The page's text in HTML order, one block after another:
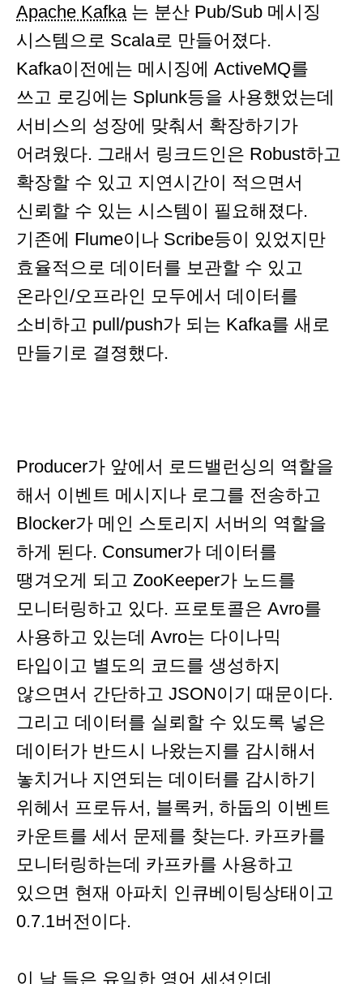
Apache Kafka 는 분산 Pub/Sub 메시징
시스템으로 Scala로 만들어졌다.
Kafka이전에는 메시징에 ActiveMQ를
쓰고 로깅에는 Splunk등을 사용했었는데
서비스의 성장에 맞춰서 확장하기가
어려웠다. 그래서 링크드인은 Robust하고
확장할 수 있고 지연시간이 적으면서
신뢰할 수 있는 시스템이 필요해졌다.
기존에 Flume이나 Scribe등이 있었지만
효율적으로 데이터를 보관할 수 있고
온라인/오프라인 모두에서 데이터를
소비하고 pull/push가 되는 Kafka를 새로
만들기로 결졍했다.
Producer가 앞에서 로드밸런싱의 역할을
해서 이벤트 메시지나 로그를 전송하고
Blocker가 메인 스토리지 서버의 역할을
하게 된다. Consumer가 데이터를
땡겨오게 되고 ZooKeeper가 노드를
모니터링하고 있다. 프로토콜은 Avro를
사용하고 있는데 Avro는 다이나믹
타입이고 별도의 코드를 생성하지
않으면서 간단하고 JSON이기 때문이다.
그리고 데이터를 실뢰할 수 있도록 넣은
데이터가 반드시 나왔는지를 감시해서
놓치거나 지연되는 데이터를 감시하기
위헤서 프로듀서, 블록커, 하둡의 이벤트
카운트를 세서 문제를 찾는다. 카프카를
모니터링하는데 카프카를 사용하고
있으면 현재 아파치 인큐베이팅상태이고
0.7.1버전이다.
이 날 들은 유일한 영어 세션인데